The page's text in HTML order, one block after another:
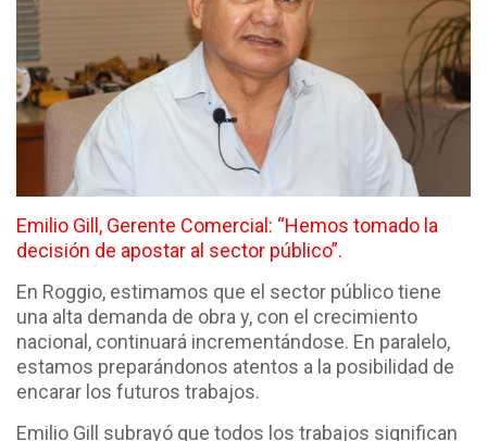
Emilio Gill, Gerente Comercial: “Hemos tomado la
decisión de apostar al sector público”.
En Roggio, estimamos que el sector público tiene
una alta demanda de obra y, con el crecimiento
nacional, continuará incrementándose. En paralelo,
estamos preparándonos atentos a la posibilidad de
encarar los futuros trabajos.
Emilio Gill subrayó que todos los trabajos significan